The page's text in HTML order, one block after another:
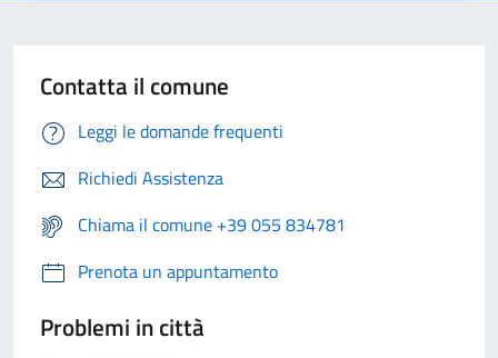
Contatta il comune
Leggi le domande frequenti
Richiedi Assistenza
Chiama il comune +39 055 834781
Prenota un appuntamento
Problemi in città